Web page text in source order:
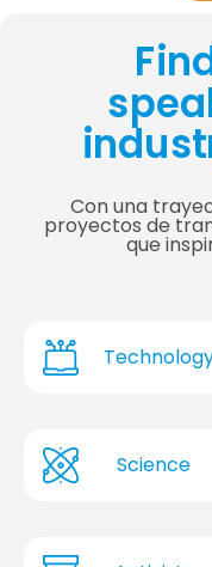
Con una
proyectos de
que
Science